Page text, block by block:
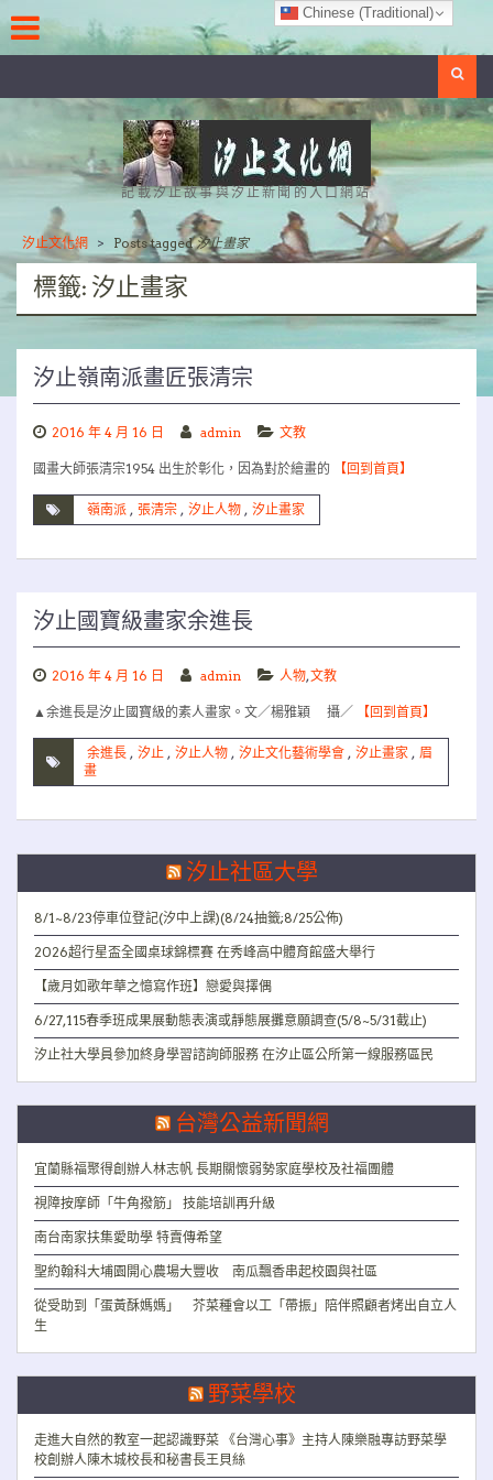
to
content
記載汐止故事與汐止新聞的入口網站
汐止文化網 > Posts tagged汐止畫家
標籤: 汐止畫家
汐止嶺南派畫匠張清宗
2016 年 4 月 16 日 admin 文教
國畫大師張清宗1954 出生於彰化，因為對於繪畫的 【回到首頁】
嶺南派 , 張清宗 , 汐止人物 , 汐止畫家
汐止國寶級畫家余進長
2016 年 4 月 16 日 admin 人物,文教
▲余進長是汐止國寶級的素人畫家。文／楊雅穎 攝／ 【回到首頁】
余進長 , 汐止 , 汐止人物 , 汐止文化藝術學會 , 汐止畫家 , 眉
畫
汐止社區大學
8/1~8/23停車位登記(汐中上課)(8/24抽籤;8/25公佈)
2026超行星盃全國桌球錦標賽 在秀峰高中體育館盛大舉行
【歲月如歌年華之憶寫作班】戀愛與擇偶
6/27,115春季班成果展動態表演或靜態展攤意願調查(5/8~5/31截止)
汐止社大學員參加終身學習諮詢師服務 在汐止區公所第一線服務區民
台灣公益新聞網
宜蘭縣福聚得創辦人林志帆 長期關懷弱勢家庭學校及社福團體
視障按摩師「牛角撥筋」 技能培訓再升級
南台南家扶集愛助學 特賣傳希望
聖約翰科大埔園開心農場大豐收 南瓜飄香串起校園與社區
從受助到「蛋黃酥媽媽」 芥菜種會以工「帶振」陪伴照顧者烤出自立人
生
野菜學校
走進大自然的教室一起認識野菜 《台灣心事》主持人陳樂融專訪野菜學
校創辦人陳木城校長和秘書長王貝絲
Chinese (Traditional)